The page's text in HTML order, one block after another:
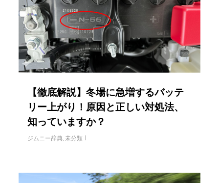
【徹底解説】冬場に急増するバッテ
リー上がり！原因と正しい対処法、
知っていますか？
ジムニー辞典 ,未分類